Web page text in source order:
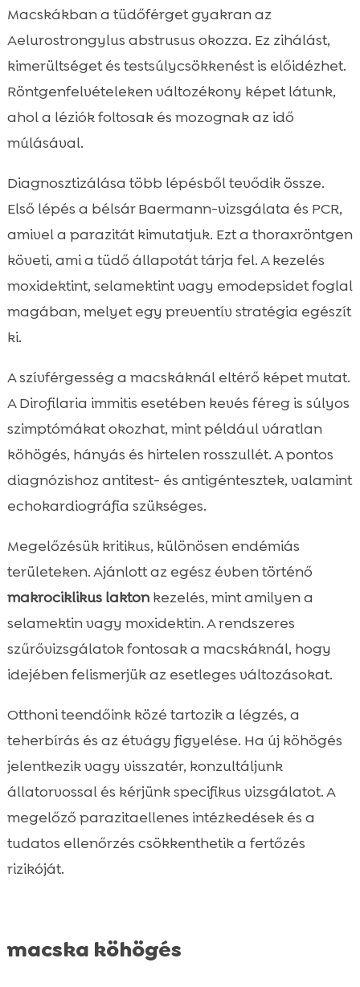
Macskákban a tüdőférget gyakran az
Aelurostrongylus abstrusus okozza. Ez zihálást,
kimerültséget és testsúlycsökkenést is előidézhet.
Röntgenfelvételeken változékony képet látunk,
ahol a léziók foltosak és mozognak az idő
múlásával.
Diagnosztizálása több lépésből tevődik össze.
Első lépés a bélsár Baermann-vizsgálata és PCR,
amivel a parazitát kimutatjuk. Ezt a thoraxröntgen
követi, ami a tüdő állapotát tárja fel. A kezelés
moxidektint, selamektint vagy emodepsidet foglal
magában, melyet egy preventív stratégia egészít
ki.
A szívférgesség a macskáknál eltérő képet mutat.
A Dirofilaria immitis esetében kevés féreg is súlyos
szimptómákat okozhat, mint például váratlan
köhögés, hányás és hirtelen rosszullét. A pontos
diagnózishoz antitest- és antigéntesztek, valamint
echokardiográfia szükséges.
Megelőzésük kritikus, különösen endémiás
területeken. Ajánlott az egész évben történő
makrociklikus laktonkezelés, mint amilyen a
selamektin vagy moxidektin. A rendszeres
szűrővizsgálatok fontosak a macskáknál, hogy
idejében felismerjük az esetleges változásokat.
Otthoni teendőink közé tartozik a légzés, a
teherbírás és az étvágy figyelése. Ha új köhögés
jelentkezik vagy visszatér, konzultáljunk
állatorvossal és kérjünk specifikus vizsgálatot. A
megelőző parazitaellenes intézkedések és a
tudatos ellenőrzés csökkenthetik a fertőzés
rizikóját.
macska köhögés